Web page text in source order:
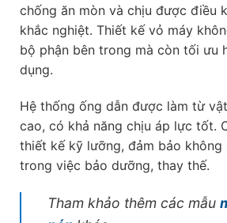
chống ăn mòn và chịu được điều
khắc nghiệt. Thiết kế vỏ máy
bộ phận bên trong mà còn tối ưu
dụng.
Hệ thống ống dẫn được làm từ
cao, có khả năng chịu áp lực tốt.
thiết kế kỹ lưỡng, đảm bảo không
trong việc bảo dưỡng, thay thế.
Tham khảo thêm các mẫu